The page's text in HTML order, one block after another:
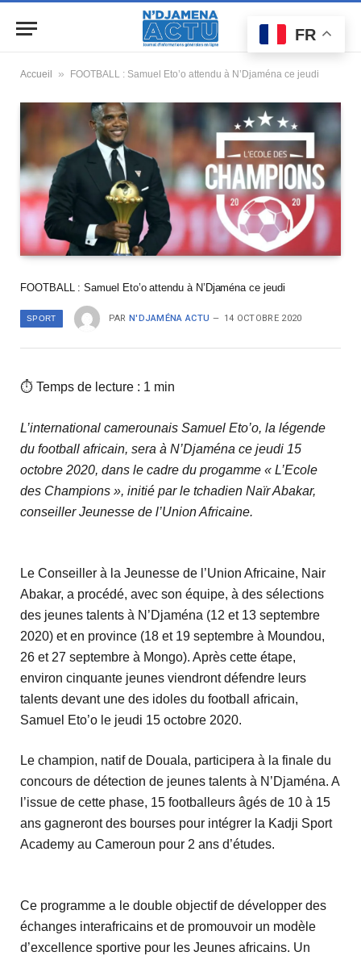
Accueil » FOOTBALL : Samuel Eto’o attendu à N’Djaména ce jeudi
FOOTBALL : Samuel Eto’o attendu à N’Djaména ce jeudi
SPORT PAR N'DJAMÉNA ACTU 14 OCTOBRE 2020
⏱ Temps de lecture : 1 min
L’international camerounais Samuel Eto’o, la légende
du football africain, sera à N’Djaména ce jeudi 15
octobre 2020, dans le cadre du progamme « L’Ecole
des Champions », initié par le tchadien Naïr Abakar,
conseiller Jeunesse de l’Union Africaine.
Le Conseiller à la Jeunesse de l’Union Africaine, Nair
Abakar, a procédé, avec son équipe, à des sélections
des jeunes talents à N’Djaména (12 et 13 septembre
2020) et en province (18 et 19 septembre à Moundou,
26 et 27 septembre à Mongo). Après cette étape,
environ cinquante jeunes viendront défendre leurs
talents devant une des idoles du football africain,
Samuel Eto’o le jeudi 15 octobre 2020.
Le champion, natif de Douala, participera à la finale du
concours de détection de jeunes talents à N’Djaména. A
l’issue de cette phase, 15 footballeurs âgés de 10 à 15
ans gagneront des bourses pour intégrer la Kadji Sport
Academy au Cameroun pour 2 ans d’études.
Ce programme a le double objectif de développer des
échanges interafricains et de promouvoir un modèle
d’excellence sportive pour les Jeunes africains. Un
FR